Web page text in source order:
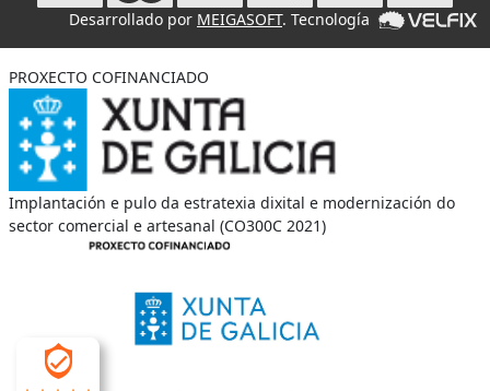
Desarrollado por MEIGASOFT. Tecnología
PROXECTO COFINANCIADO
Implantación e pulo da estratexia dixital e modernización do
sector comercial e artesanal (CO300C 2021)